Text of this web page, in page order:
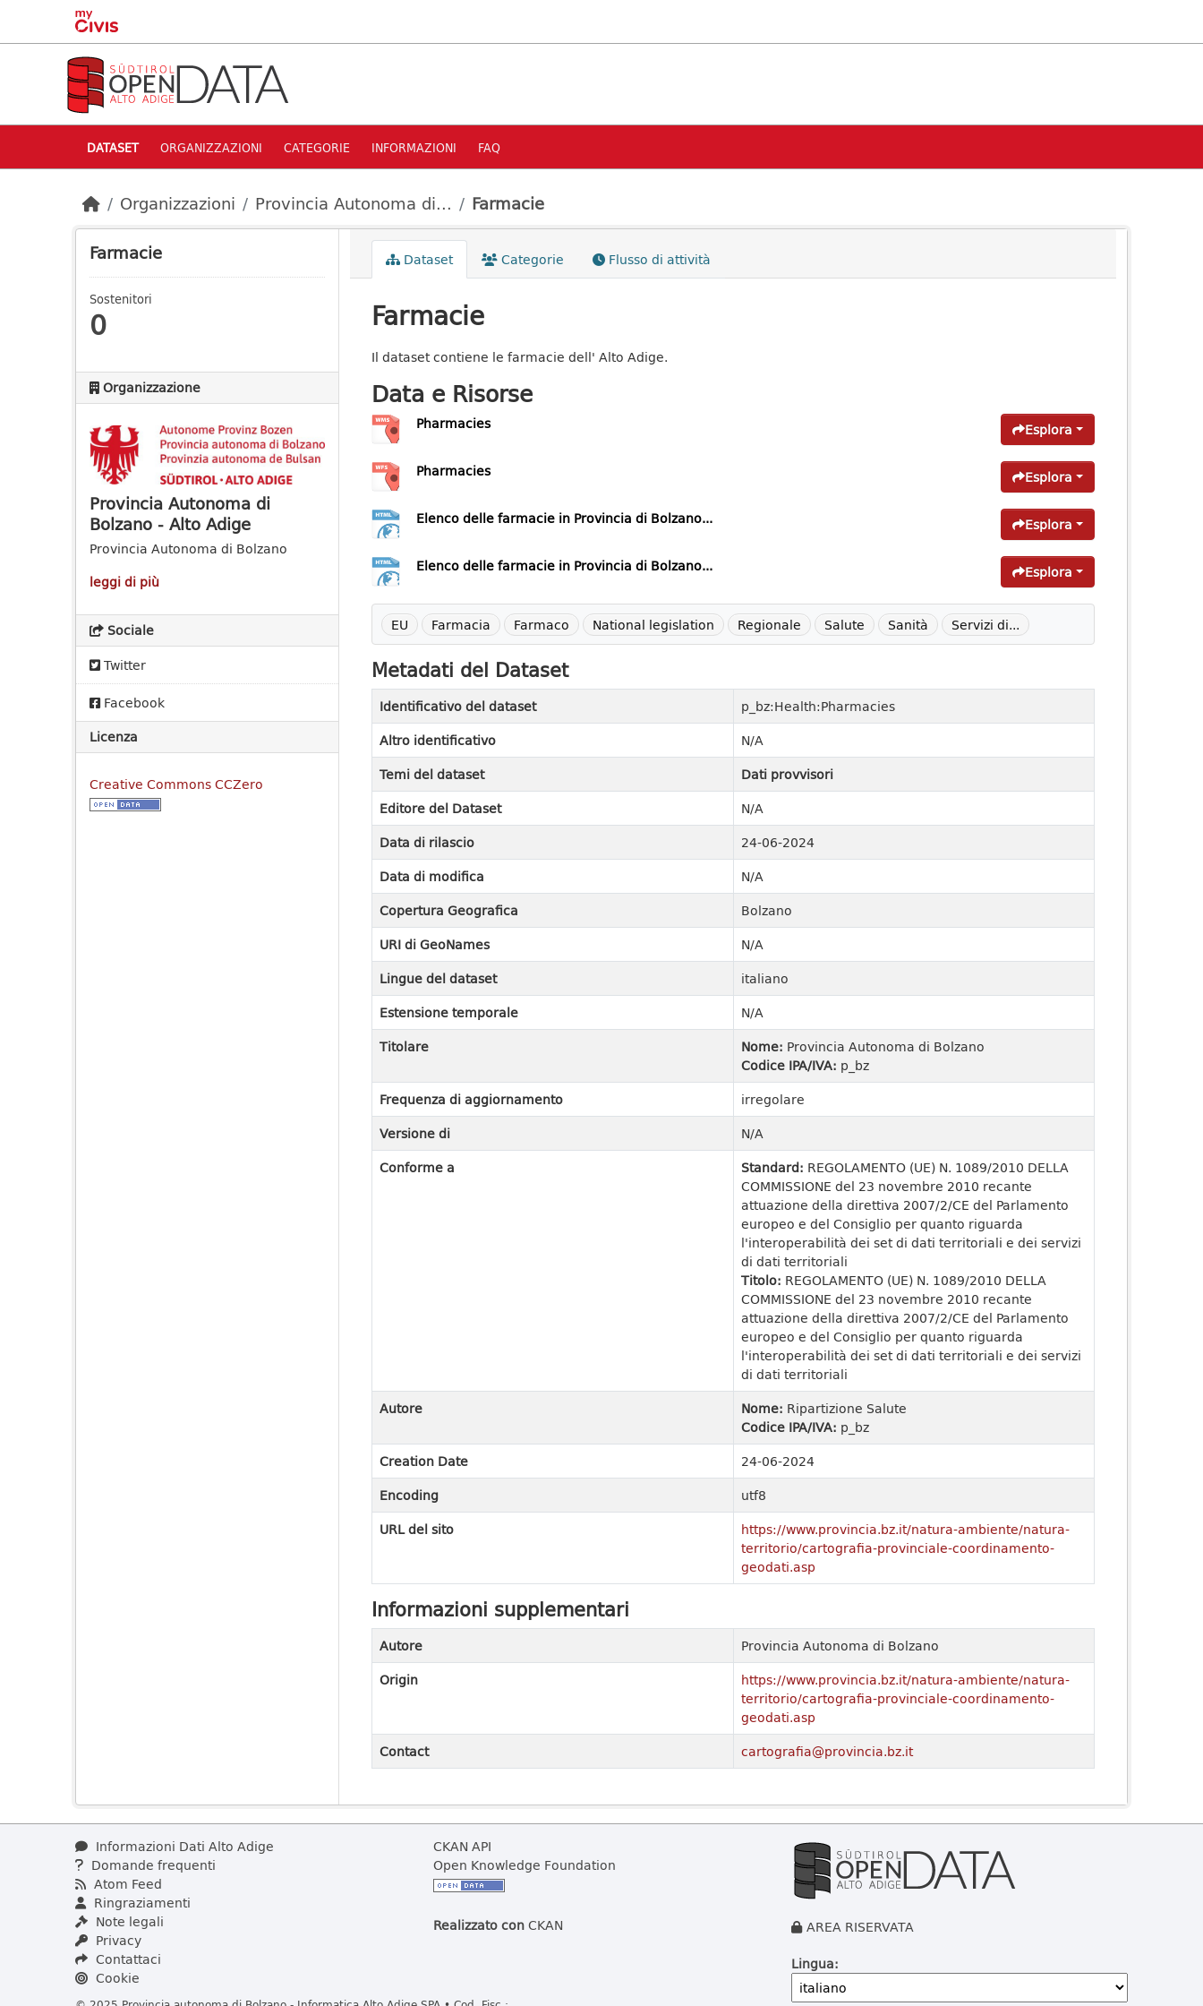
Skip to main content
DATASET ORGANIZZAZIONI CATEGORIE INFORMAZIONI FAQ
Organizzazioni Provincia Autonoma di... Farmacie
Farmacie
Sostenitori
0
Organizzazione
Provincia Autonoma di
Bolzano - Alto Adige
Provincia Autonoma di Bolzano
leggi di più
Sociale
Twitter
Facebook
Licenza
Creative Commons CCZero
Dataset Categorie Flusso di attività
Farmacie
Il dataset contiene le farmacie dell' Alto Adige.
Data e Risorse
Pharmacies Esplora
Pharmacies Esplora
Elenco delle farmacie in Provincia di Bolzano... Esplora
Elenco delle farmacie in Provincia di Bolzano... Esplora
EU Farmacia Farmaco National legislation Regionale Salute Sanità Servizi di...
Metadati del Dataset
Identificativo del dataset
p_bz:Health:Pharmacies
Altro identificativo
N/A
Temi del dataset
Dati provvisori
Editore del Dataset
N/A
Data di rilascio
24-06-2024
Data di modifica
N/A
Copertura Geografica
Bolzano
URI di GeoNames
N/A
Lingue del dataset
italiano
Estensione temporale
N/A
Titolare
Nome: Provincia Autonoma di Bolzano
Codice IPA/IVA: p_bz
Frequenza di aggiornamento
irregolare
Versione di
N/A
Conforme a
Standard: REGOLAMENTO (UE) N. 1089/2010 DELLA
COMMISSIONE del 23 novembre 2010 recante
attuazione della direttiva 2007/2/CE del Parlamento
europeo e del Consiglio per quanto riguarda
l'interoperabilità dei set di dati territoriali e dei servizi
di dati territoriali
Titolo: REGOLAMENTO (UE) N. 1089/2010 DELLA
COMMISSIONE del 23 novembre 2010 recante
attuazione della direttiva 2007/2/CE del Parlamento
europeo e del Consiglio per quanto riguarda
l'interoperabilità dei set di dati territoriali e dei servizi
di dati territoriali
Autore
Nome: Ripartizione Salute
Codice IPA/IVA: p_bz
Creation Date
24-06-2024
Encoding
utf8
URL del sito
https://www.provincia.bz.it/natura-ambiente/natura-
territorio/cartografia-provinciale-coordinamento-
geodati.asp
Informazioni supplementari
Autore
Provincia Autonoma di Bolzano
Origin
https://www.provincia.bz.it/natura-ambiente/natura-
territorio/cartografia-provinciale-coordinamento-
geodati.asp
Contact
cartografia@provincia.bz.it
Informazioni Dati Alto Adige
Domande frequenti
Atom Feed
Ringraziamenti
Note legali
Privacy
Contattaci
Cookie
CKAN API
Open Knowledge Foundation
Realizzato conCKAN
AREA RISERVATA
Lingua